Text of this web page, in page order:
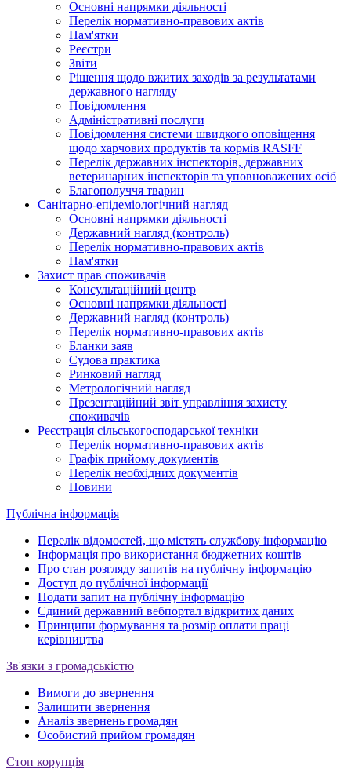
Основні напрямки діяльності
Перелік нормативно-правових актів
Пам'ятки
Реєстри
Звіти
Рішення щодо вжитих заходів за результатами
державного нагляду
Повідомлення
Адміністративні послуги
Повідомлення системи швидкого оповіщення
щодо харчових продуктів та кормів RASFF
Перелік державних інспекторів, державних
ветеринарних інспекторів та уповноважених осіб
Благополуччя тварин
Санітарно-епідеміологічний нагляд
Основні напрямки діяльності
Державний нагляд (контроль)
Перелік нормативно-правових актів
Пам'ятки
Захист прав споживачів
Консультаційний центр
Основні напрямки діяльності
Державний нагляд (контроль)
Перелік нормативно-правових актів
Бланки заяв
Судова практика
Ринковий нагляд
Метрологічний нагляд
Презентаційний звіт управління захисту
споживачів
Реєстрація сільськогосподарської техніки
Перелік нормативно-правових актів
Графік прийому документів
Перелік необхідних документів
Новини
Публічна інформація
Перелік відомостей, що містять службову інформацію
Інформація про використання бюджетних коштів
Про стан розгляду запитів на публічну інформацію
Доступ до публічної інформації
Подати запит на публічну інформацію
Єдиний державний вебпортал відкритих даних
Принципи формування та розмір оплати праці
керівництва
Зв'язки з громадськістю
Вимоги до звернення
Залишити звернення
Аналіз звернень громадян
Особистий прийом громадян
Стоп корупція